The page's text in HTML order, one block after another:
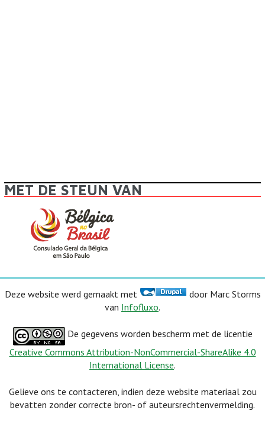
MET DE STEUN VAN
Deze website werd gemaakt met
door Marc Storms
van Infofluxo.
De gegevens worden bescherm met de licentie
Creative Commons Attribution-NonCommercial-ShareAlike 4.0
International License.
Gelieve ons te contacteren, indien deze website materiaal zou
bevatten zonder correcte bron- of auteursrechtenvermelding.